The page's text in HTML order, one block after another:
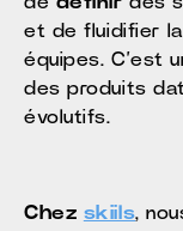
et de fluidifier la
équipes. C’est
des produits
évolutifs.
Chez skiils,